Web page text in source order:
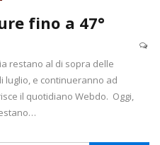
fino a 47°
restano al di sopra delle
luglio, e continueranno ad
il quotidiano Webdo. Oggi,